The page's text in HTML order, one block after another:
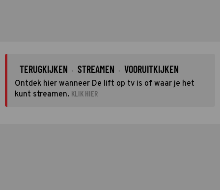
TERUGKIJKEN · STREAMEN · VOORUITKIJKEN
Ontdek hier wanneer De lift op tv is of waar je het
kunt streamen. KLIK HIER